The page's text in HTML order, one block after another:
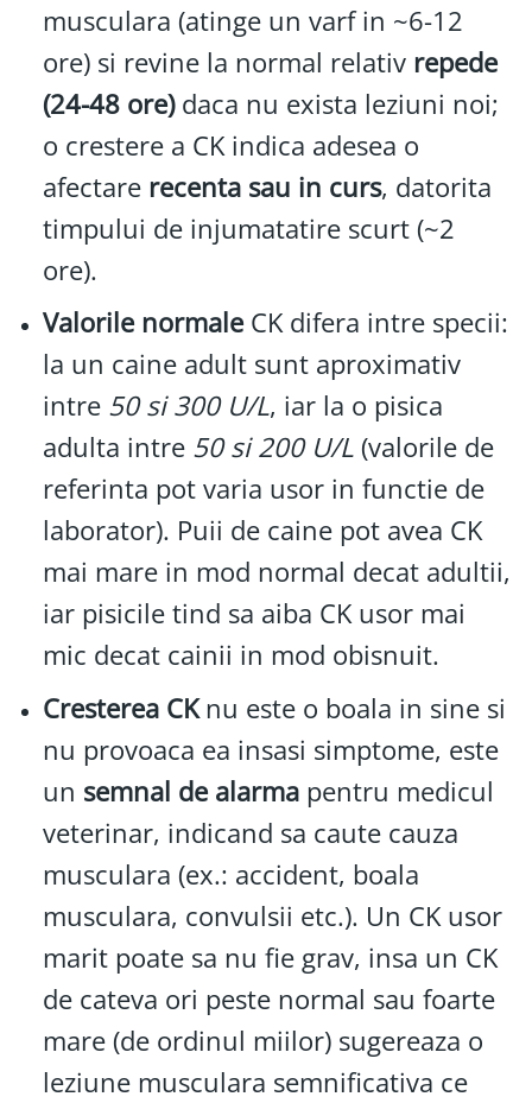
musculara (atinge un varf in ~6-12
ore) si revine la normal relativ repede
(24-48 ore)daca nu exista leziuni noi;
o crestere a CK indica adesea o
afectare recenta sau in curs, datorita
timpului de injumatatire scurt (~2
ore).
Valorile normaleCK difera intre specii:
la un caine adult sunt aproximativ
intre 50 si 300 U/L, iar la o pisica
adulta intre 50 si 200 U/L(valorile de
referinta pot varia usor in functie de
laborator). Puii de caine pot avea CK
mai mare in mod normal decat adultii,
iar pisicile tind sa aiba CK usor mai
mic decat cainii in mod obisnuit.
Cresterea CKnu este o boala in sine si
nu provoaca ea insasi simptome, este
un semnal de alarmapentru medicul
veterinar, indicand sa caute cauza
musculara (ex.: accident, boala
musculara, convulsii etc.). Un CK usor
marit poate sa nu fie grav, insa un CK
de cateva ori peste normal sau foarte
mare (de ordinul miilor) sugereaza o
leziune musculara semnificativa ce